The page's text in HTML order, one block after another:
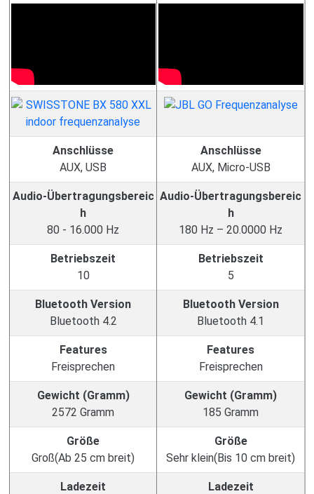
Anschlüsse
AUX, USB
Anschlüsse
AUX, Micro-USB
Audio-Übertragungsbereic
h
80 - 16.000 Hz
Audio-Übertragungsbereic
h
180 Hz – 20.0000 Hz
Betriebszeit
10
Betriebszeit
5
Bluetooth Version
Bluetooth 4.2
Bluetooth Version
Bluetooth 4.1
Features
Freisprechen
Features
Freisprechen
Gewicht (Gramm)
2572 Gramm
Gewicht (Gramm)
185 Gramm
Größe
Groß(Ab 25 cm breit)
Größe
Sehr klein(Bis 10 cm breit)
Ladezeit
Ladezeit